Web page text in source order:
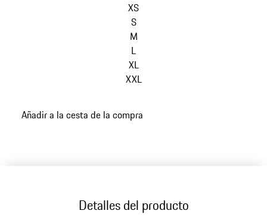
XS
S
M
L
XL
XXL
Añadir a la cesta de la compra
Detalles del producto